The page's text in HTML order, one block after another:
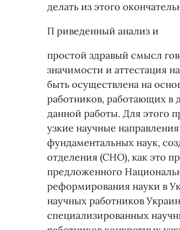
делать из этого
П риведенный анализ и
простой здравый смысл
значимости и аттестация
быть осуществлена на
работников, работающих в
данной работы. Для этого
узкие научные
фундаментальных наук,
отделения (СНО), как это
предложенного
реформирования науки в
научных работников
специализированных